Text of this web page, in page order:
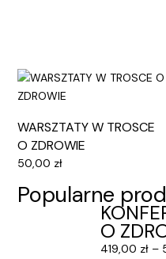
dostępności
WARSZTATY W TROSCE
O ZDROWIE
50,00 zł
Dowiedz się więcej
Powiadom o
Popularne
O
419,00 zł –